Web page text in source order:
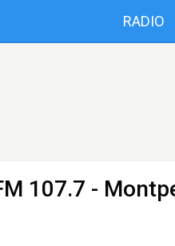
RADIO
107.7 -